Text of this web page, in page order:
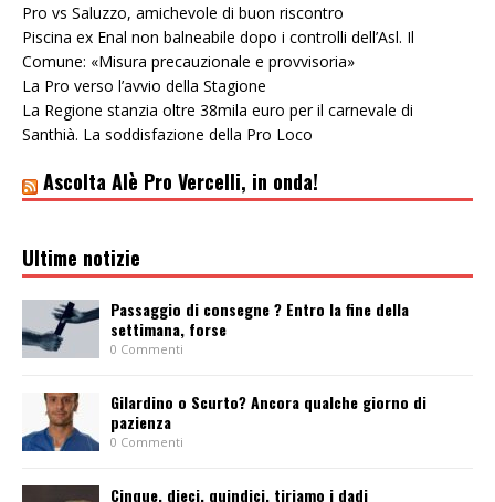
Pro vs Saluzzo, amichevole di buon riscontro
Piscina ex Enal non balneabile dopo i controlli dell’Asl. Il
Comune: «Misura precauzionale e provvisoria»
La Pro verso l’avvio della Stagione
La Regione stanzia oltre 38mila euro per il carnevale di
Santhià. La soddisfazione della Pro Loco
Ascolta Alè Pro Vercelli, in onda!
Ultime notizie
Passaggio di consegne ? Entro la fine della
settimana, forse
0 Commenti
Gilardino o Scurto? Ancora qualche giorno di
pazienza
0 Commenti
Cinque, dieci, quindici, tiriamo i dadi